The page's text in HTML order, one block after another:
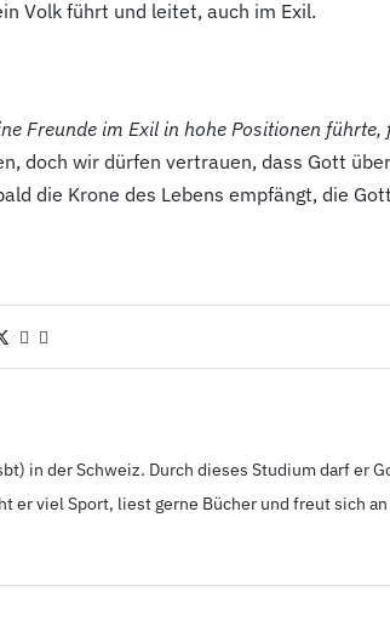
Volk führt und leitet, auch im Exil.
Freunde im Exil in hohe Positionen
doch wir dürfen vertrauen, dass Gott
die Krone des Lebens empfängt, die
in der Schweiz. Durch dieses Studium darf er
er viel Sport, liest gerne Bücher und freut sich